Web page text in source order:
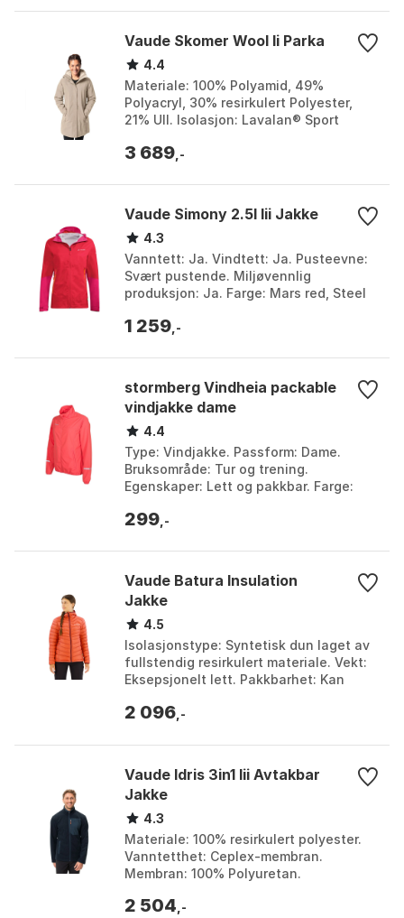
Vaude Skomer Wool Ii Parka
4.4
Materiale: 100% Polyamid, 49%
Polyacryl, 30% resirkulert Polyester,
21% Ull. Isolasjon: Lavalan® Sport
Polylaktid. Klimavennl...
3 689 ,-
Vaude Simony 2.5l Iii Jakke
4.3
Vanntett: Ja. Vindtett: Ja. Pusteevne:
Svært pustende. Miljøvennlig
produksjon: Ja. Farge: Mars red, Steel
1 259 ,-
stormberg Vindheia packable
vindjakke dame
4.4
Type: Vindjakke. Passform: Dame.
Bruksområde: Tur og trening.
Egenskaper: Lett og pakkbar. Farge:
S, XS.
299 ,-
Vaude Batura Insulation
Jakke
4.5
Isolasjonstype: Syntetisk dun laget av
fullstendig resirkulert materiale. Vekt:
Eksepsjonelt lett. Pakkbarhet: Kan
Miljøsertifisering:...
2 096 ,-
Vaude Idris 3in1 Iii Avtakbar
Jakke
4.3
Materiale: 100% resirkulert polyester.
Vanntetthet: Ceplex-membran.
Membran: 100% Polyuretan.
Black, Dark oak, Dark sea...
2 504 ,-